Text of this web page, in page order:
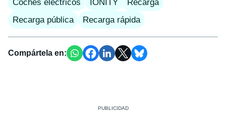
Coches eléctricos IONITY
Recarga
Recarga pública
Recarga rápida
Compártela en: